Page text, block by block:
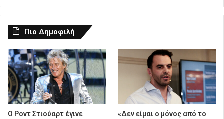
Πιο Δημοφιλή
Ο Ροντ Στιούαρτ έγινε
«Δεν είμαι ο μόνος από το